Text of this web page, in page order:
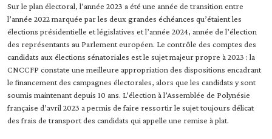
Sur le plan électoral, l’année 2023 a été une année de transition entre
l’année 2022 marquée par les deux grandes échéances qu’étaient les
élections présidentielle et législatives et l’année 2024, année de l’élection
des représentants au Parlement européen. Le contrôle des comptes des
candidats aux élections sénatoriales est le sujet majeur propre à 2023 : la
CNCCFP constate une meilleure appropriation des dispositions encadrant
le financement des campagnes électorales, alors que les candidats y sont
soumis maintenant depuis 10 ans. L’élection à l’Assemblée de Polynésie
française d’avril 2023 a permis de faire ressortir le sujet toujours délicat
des frais de transport des candidats qui appelle une remise à plat.